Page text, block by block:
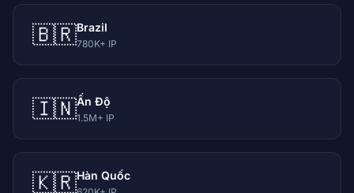
🇧🇷Brazil
780K+ IP
🇮🇳Ấn Độ
1.5M+ IP
🇰🇷Hàn Quốc